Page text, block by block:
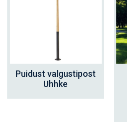
LISA KORVI
Puidust valgustipost
Uhhke